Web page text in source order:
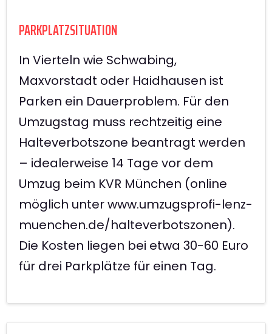
PARKPLATZSITUATION
In Vierteln wie Schwabing,
Maxvorstadt oder Haidhausen ist
Parken ein Dauerproblem. Für den
Umzugstag muss rechtzeitig eine
Halteverbotszone beantragt werden
– idealerweise 14 Tage vor dem
Umzug beim KVR München (online
möglich unter www.umzugsprofi-lenz-
muenchen.de/halteverbotszonen).
Die Kosten liegen bei etwa 30-60 Euro
für drei Parkplätze für einen Tag.